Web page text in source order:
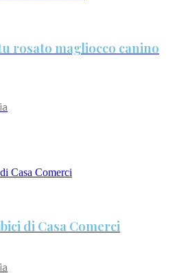
rosato magliocco canino
di Casa Comerci